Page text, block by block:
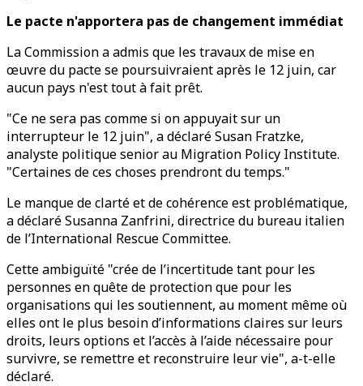
Le pacte n'apportera pas de changement immédiat
La Commission a admis que les travaux de mise en
œuvre du pacte se poursuivraient après le 12 juin, car
aucun pays n'est tout à fait prêt.
"Ce ne sera pas comme si on appuyait sur un
interrupteur le 12 juin", a déclaré Susan Fratzke,
analyste politique senior au Migration Policy Institute.
"Certaines de ces choses prendront du temps."
Le manque de clarté et de cohérence est problématique,
a déclaré Susanna Zanfrini, directrice du bureau italien
de l’International Rescue Committee.
Cette ambiguïté "crée de l’incertitude tant pour les
personnes en quête de protection que pour les
organisations qui les soutiennent, au moment même où
elles ont le plus besoin d’informations claires sur leurs
droits, leurs options et l’accès à l’aide nécessaire pour
survivre, se remettre et reconstruire leur vie", a-t-elle
déclaré.